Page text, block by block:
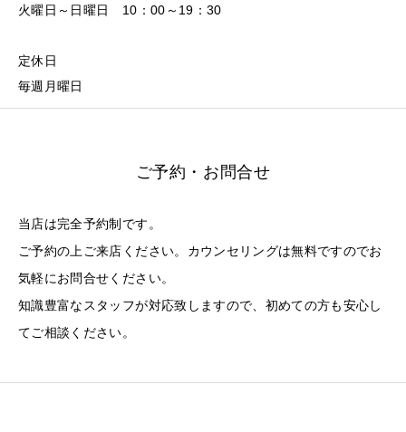
火曜日～日曜日 10：00～19：30
定休日
毎週月曜日
ご予約・お問合せ
当店は完全予約制です。
ご予約の上ご来店ください。カウンセリングは無料ですのでお
気軽にお問合せください。
知識豊富なスタッフが対応致しますので、初めての方も安心し
てご相談ください。